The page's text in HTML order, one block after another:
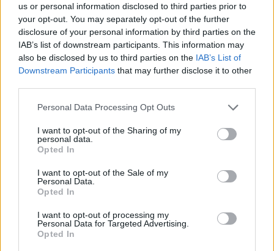
us or personal information disclosed to third parties prior to
your opt-out. You may separately opt-out of the further
disclosure of your personal information by third parties on the
IAB’s list of downstream participants. This information may
also be disclosed by us to third parties on the IAB’s List of
Downstream Participants that may further disclose it to other
Please note that this website/app uses one or more Google
not limited to your visit or usage behaviour. You may click to
grant or deny consent to Google and its third-party tags to
use your data for below specified purposes in below Google
consent section.
Personal Data Processing Opt Outs
I want to opt-out of the Sharing of my
personal data.
Opted In
I want to opt-out of the Sale of my
Personal Data.
Opted In
I want to opt-out of processing my
Personal Data for Targeted Advertising.
Opted In
Diákok a munkaerőpiacon: Így formálják a 2026-os
trendeket a fiatalok elvárásai (X)
A diákoknak már nem elég a magas órabér,
rugalmasságot is várnak.
Virtuális magánhálózatot (VPN)
alakított ki Budapest Főváros
Közterület-felügyelete
2013 január 28. 11:47